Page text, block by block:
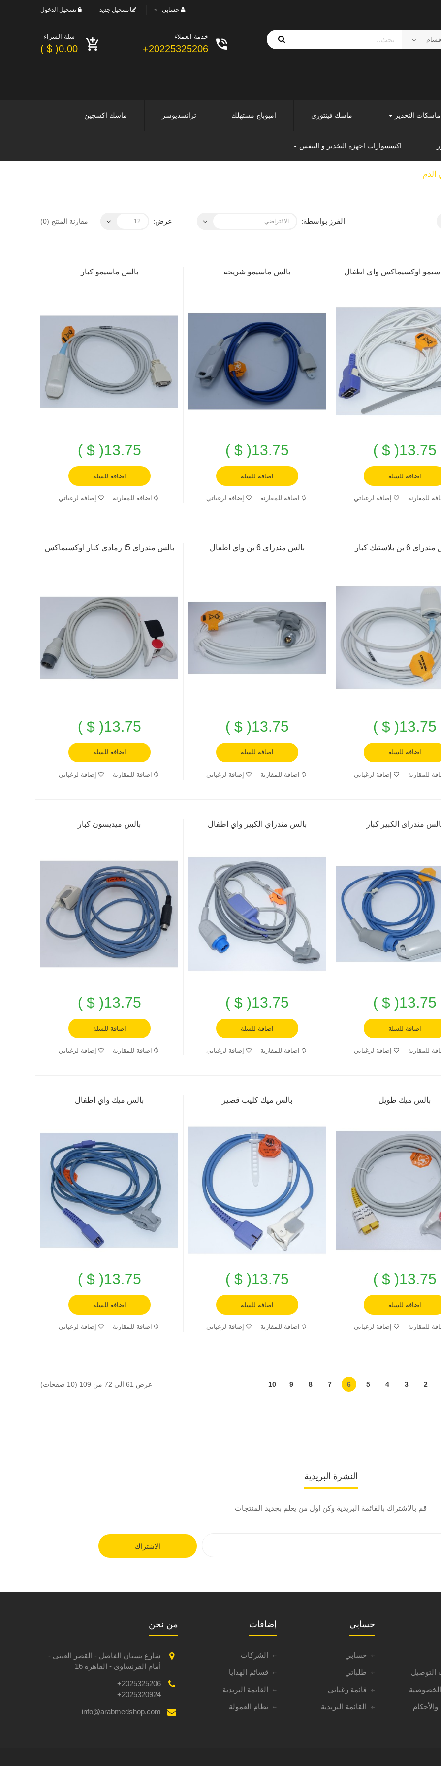
حسابي تسجيل جديد تسجيل الدخول
خدمة العملاء
20225325206+
سلة الشراء
0.00( $ )
ماسكات التخدير ماسك فينتورى امبوباج مستهلك ترانسديوسر ماسك اكسجين
اكسسوارات اجهزه التخدير و التنفس
الدم
مقارنة المنتج (0) عرض: الفرز بواسطة:
اوكسيماكس واي اطفال
13.75( $ )
اضافة للسلة
للمقارنة إضافة لرغباتي
بالس ماسيمو شريحه
13.75( $ )
اضافة للسلة
اضافة للمقارنة إضافة لرغباتي
بالس ماسيمو كبار
13.75( $ )
اضافة للسلة
اضافة للمقارنة إضافة لرغباتي
6 بن بلاستيك كبار
13.75( $ )
اضافة للسلة
للمقارنة إضافة لرغباتي
بالس مندراى 6 بن واي اطفال
13.75( $ )
اضافة للسلة
اضافة للمقارنة إضافة لرغباتي
بالس مندراى t5 رمادى كبار اوكسيماكس
13.75( $ )
اضافة للسلة
اضافة للمقارنة إضافة لرغباتي
مندراى الكبير كبار
13.75( $ )
اضافة للسلة
للمقارنة إضافة لرغباتي
بالس مندراي الكبير واي اطفال
13.75( $ )
اضافة للسلة
اضافة للمقارنة إضافة لرغباتي
بالس ميديسون كبار
13.75( $ )
اضافة للسلة
اضافة للمقارنة إضافة لرغباتي
بالس ميك طويل
13.75( $ )
اضافة للسلة
للمقارنة إضافة لرغباتي
بالس ميك كليب قصير
13.75( $ )
اضافة للسلة
اضافة للمقارنة إضافة لرغباتي
بالس ميك واي اطفال
13.75( $ )
اضافة للسلة
اضافة للمقارنة إضافة لرغباتي
2
3
4
5
6
7
8
9
10 عرض 61 الى 72 من 109 (10 صفحات)
النشرة البريدية
قم بالاشتراك بالقائمة البريدية وكن اول من يعلم بجديد المنتجات
الاشتراك
التوصيل
حسابي
حسابي
طلباتي
قائمة رغباتي
القائمة البريدية
إضافات
الشركات
قسائم الهدايا
القائمة البريدية
نظام العمولة
من نحن
شارع بستان الفاضل - القصر العينى -
أمام الفرنساوى - القاهرة 16
2025325206+
2025320924+
info@arabmedshop.com